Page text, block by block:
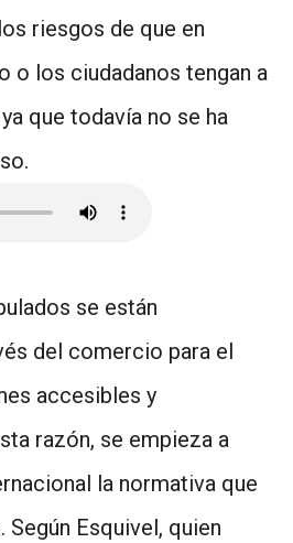
riesgos de que en
o los ciudadanos tengan a
que todavía no se ha
se están
del comercio para el
accesibles y
razón, se empieza a
la normativa que
Según Esquivel, quien